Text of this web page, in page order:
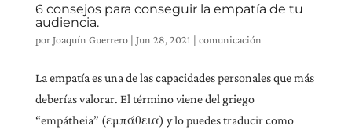
6 consejos para conseguir la empatía de tu
audiencia.
porJoaquín Guerrero| Jun 28, 2021 | comunicación
La empatía es una de las capacidades personales que más
deberías valorar. El término viene del griego
“empátheia” (εμπάθεια) y lo puedes traducir como